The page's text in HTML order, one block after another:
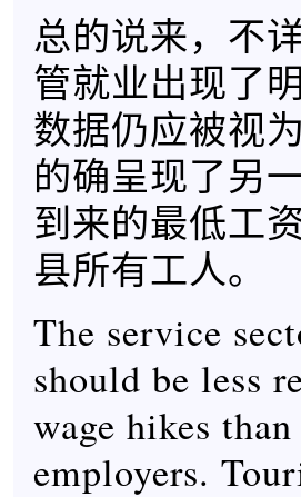
总的说来，不
管就业出现了
数据仍应被视
的确呈现了另
到来的最低工
县所有工人。
The service
should be less
wage hikes
employers.